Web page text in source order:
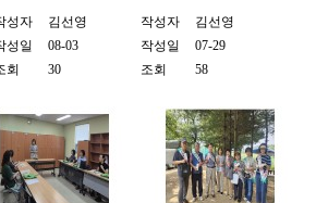
성자
김선영
성일
08-03
회
30
작성자
김선영
작성일
07-29
조회
58